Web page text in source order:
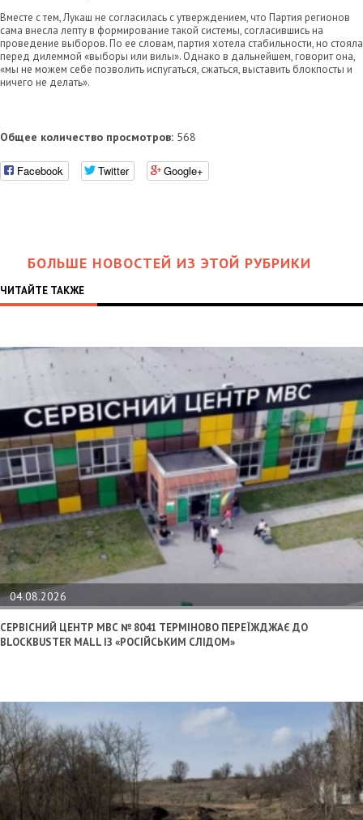
Вместе с тем, Лукаш не согласилась с утверждением, что Партия регионов
сама внесла лепту в формирование такой системы, согласившись на
проведение выборов. По ее словам, партия хотела стабильности, но стояла
перед дилеммой «выборы или вилы». Однако в дальнейшем, говорит она,
«мы не можем себе позволить испугаться, сжаться, выставить блокпосты и
ничего не делать».
Общее количество просмотров: 568
Facebook Twitter Google+
БОЛЬШЕ НОВОСТЕЙ ИЗ ЭТОЙ РУБРИКИ
ЧИТАЙТЕ ТАКЖЕ
04.08.2026
СЕРВІСНИЙ ЦЕНТР МВС № 8041 ТЕРМІНОВО ПЕРЕЇЖДЖАЄ ДО
BLOCKBUSTER MALL ІЗ «РОСІЙСЬКИМ СЛІДОМ»